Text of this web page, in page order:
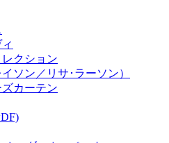
クション
イソン／リサ･ラーソン）
カーテン